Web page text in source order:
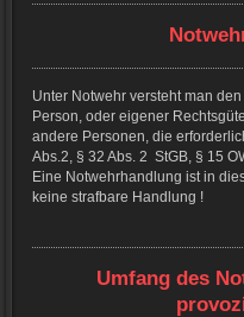
Unter Notwehr versteht man
Person, oder eigener
andere Personen, die
Abs.2, § 32 Abs. 2 StGB, § 15
Eine Notwehrhandlung ist in
keine strafbare Handlung !
Umfang des